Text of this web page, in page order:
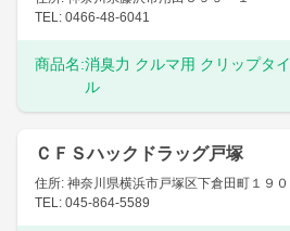
TEL: 0466-48-6041
商品名:消臭力 クルマ用 クリップタ
ル
ＣＦＳハックドラッグ戸塚
住所: 神奈川県横浜市戸塚区下倉田町１９０
TEL: 045-864-5589